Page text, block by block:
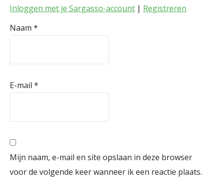
Inloggen met je Sargasso-account | Registreren
Naam *
E-mail *
Mijn naam, e-mail en site opslaan in deze browser
voor de volgende keer wanneer ik een reactie plaats.